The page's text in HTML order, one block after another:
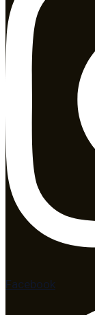
Facebook